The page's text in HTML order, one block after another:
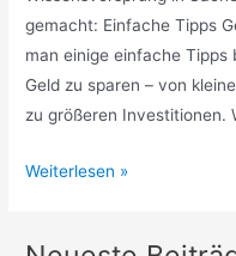
gemacht: Einfache Tipps
man einige einfache Tipps
Geld zu sparen – von
zu größeren Investitionen.
Geld
Weiterlesen »